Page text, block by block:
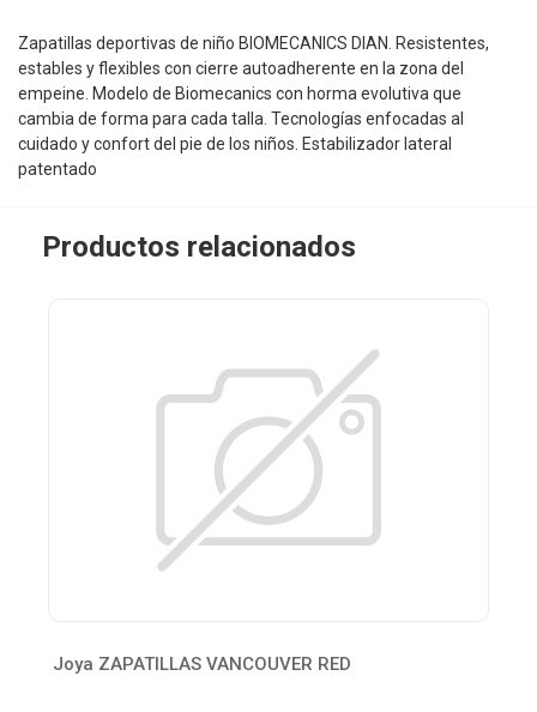
Zapatillas deportivas de niño BIOMECANICS DIAN. Resistentes,
estables y flexibles con cierre autoadherente en la zona del
empeine. Modelo de Biomecanics con horma evolutiva que
cambia de forma para cada talla. Tecnologías enfocadas al
cuidado y confort del pie de los niños. Estabilizador lateral
patentado
Productos relacionados
Joya ZAPATILLAS VANCOUVER RED